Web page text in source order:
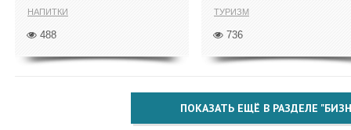
НАПИТКИ
488
ТУРИЗМ
736
ПОКАЗАТЬ ЕЩЁ В РАЗДЕЛЕ